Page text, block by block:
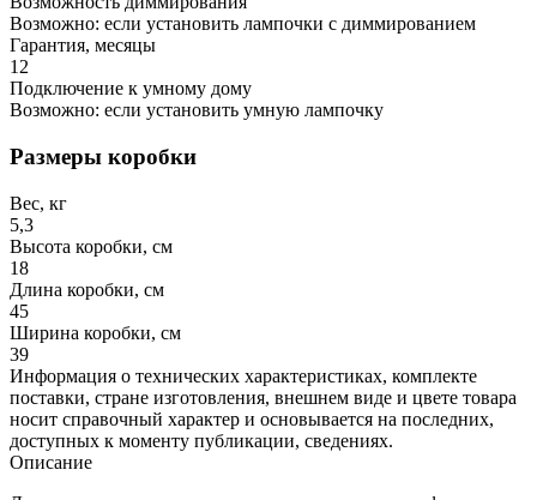
Возможно: если установить лампочки с диммированием
Гарантия, месяцы
12
Подключение к умному дому
Возможно: если установить умную лампочку
Размеры коробки
Вес, кг
5,3
Высота коробки, см
18
Длина коробки, см
45
Ширина коробки, см
39
Информация о технических характеристиках, комплекте
поставки, стране изготовления, внешнем виде и цвете товара
носит справочный характер и основывается на последних,
доступных к моменту публикации, сведениях.
Описание